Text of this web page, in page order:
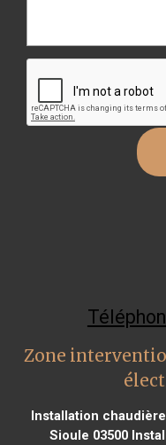
Zone
Installation
Sioule 03500